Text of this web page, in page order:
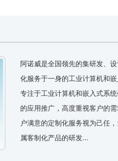
阿诺威是全国领先的集研发、
化服务于一身的工业计算机和
专注于工业计算机和嵌入式系
的应用推广，高度重视客户的
户满意的定制化服务视为己任
属客制化产品的研发...